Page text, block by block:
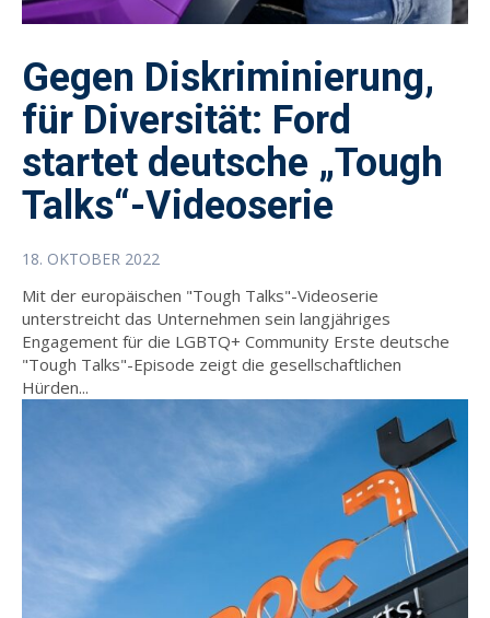
Gegen Diskriminierung,
für Diversität: Ford
startet deutsche „Tough
Talks“-Videoserie
18. OKTOBER 2022
Mit der europäischen "Tough Talks"-Videoserie
unterstreicht das Unternehmen sein langjähriges
Engagement für die LGBTQ+ Community Erste deutsche
"Tough Talks"-Episode zeigt die gesellschaftlichen
Hürden...